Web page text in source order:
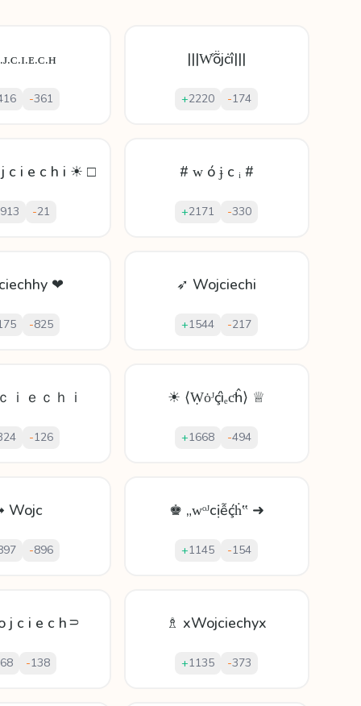
-361
|||W̊ṏјċî|||
+2220 -174
c i e c h i ☀ □
-21
# ᴡ ó ɉ c ᵢ #
+2171 -330
❤
-825
➶ Wojciechi
+1544 -217
ｉｅｃｈｉ
-126
☀ ⟨Ẉȯᴶḉìₑƈĥ⟩ ♕
+1668 -494
Wojc
-896
♚ „ᴡᵒᴶcịễḉḣ‟ ➜
+1145 -154
j c i e c h⸧
-138
♗ xWojciechyx
+1135 -373